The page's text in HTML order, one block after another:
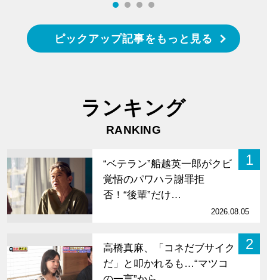
ピックアップ記事をもっと見る
ランキング
RANKING
1
“ベテラン”船越英一郎がクビ
覚悟のパワハラ謝罪拒
否！“後輩”だけ…
2026.08.05
2
高橋真麻、「コネだブサイク
だ」と叩かれるも…“マツコ